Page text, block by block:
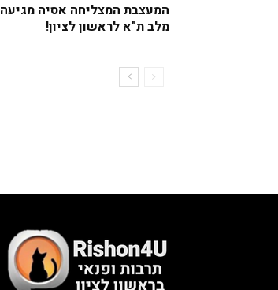
המעצבת המצליחה אסיה מגיעה
מלב ת"א לראשון לציון!